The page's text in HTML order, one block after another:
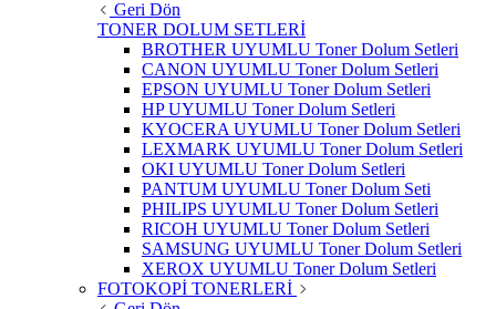
Geri Dön
TONER DOLUM SETLERİ
BROTHER UYUMLU Toner Dolum Setleri
CANON UYUMLU Toner Dolum Setleri
EPSON UYUMLU Toner Dolum Setleri
HP UYUMLU Toner Dolum Setleri
KYOCERA UYUMLU Toner Dolum Setleri
LEXMARK UYUMLU Toner Dolum Setleri
OKI UYUMLU Toner Dolum Setleri
PANTUM UYUMLU Toner Dolum Seti
PHILIPS UYUMLU Toner Dolum Setleri
RICOH UYUMLU Toner Dolum Setleri
SAMSUNG UYUMLU Toner Dolum Setleri
XEROX UYUMLU Toner Dolum Setleri
FOTOKOPİ TONERLERİ